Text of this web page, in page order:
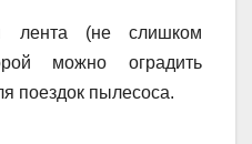
лента (не слишком
можно оградить
поездок пылесоса.